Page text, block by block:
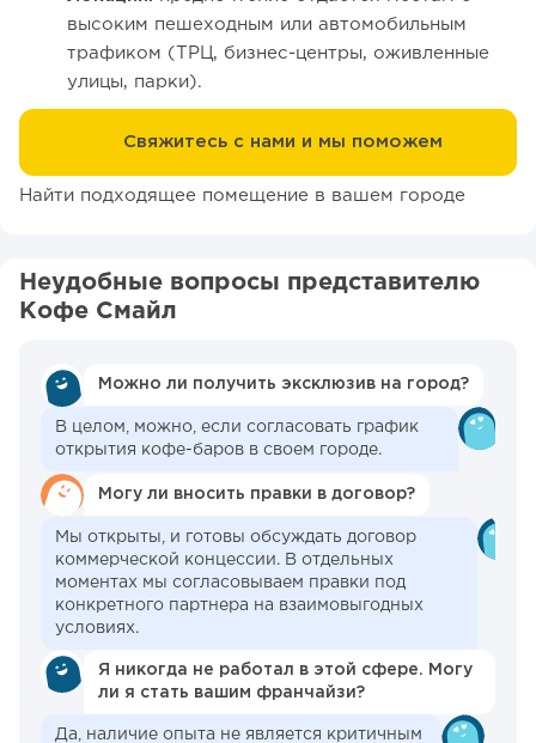
высоким пешеходным или автомобильным
трафиком (ТРЦ, бизнес-центры, оживленные
улицы, парки).
Свяжитесь с нами и мы поможем
Найти подходящее помещение в вашем городе
Неудобные вопросы представителю
Кофе Смайл
Можно ли получить эксклюзив на город?
В целом, можно, если согласовать график
открытия кофе-баров в своем городе.
Могу ли вносить правки в договор?
Мы открыты, и готовы обсуждать договор
коммерческой концессии. В отдельных
моментах мы согласовываем правки под
конкретного партнера на взаимовыгодных
условиях.
Я никогда не работал в этой сфере. Могу
ли я стать вашим франчайзи?
Да, наличие опыта не является критичным